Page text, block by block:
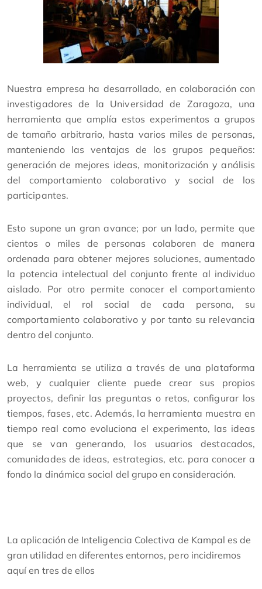
Nuestra empresa ha desarrollado, en colaboración con
investigadores de la Universidad de Zaragoza, una
herramienta que amplía estos experimentos a grupos
de tamaño arbitrario, hasta varios miles de personas,
manteniendo las ventajas de los grupos pequeños:
generación de mejores ideas, monitorización y análisis
del comportamiento colaborativo y social de los
participantes.
Esto supone un gran avance; por un lado, permite que
cientos o miles de personas colaboren de manera
ordenada para obtener mejores soluciones, aumentado
la potencia intelectual del conjunto frente al individuo
aislado. Por otro permite conocer el comportamiento
individual, el rol social de cada persona, su
comportamiento colaborativo y por tanto su relevancia
dentro del conjunto.
La herramienta se utiliza a través de una plataforma
web, y cualquier cliente puede crear sus propios
proyectos, definir las preguntas o retos, configurar los
tiempos, fases, etc. Además, la herramienta muestra en
tiempo real como evoluciona el experimento, las ideas
que se van generando, los usuarios destacados,
comunidades de ideas, estrategias, etc. para conocer a
fondo la dinámica social del grupo en consideración.
La aplicación de Inteligencia Colectiva de Kampal es de
gran utilidad en diferentes entornos, pero incidiremos
aquí en tres de ellos